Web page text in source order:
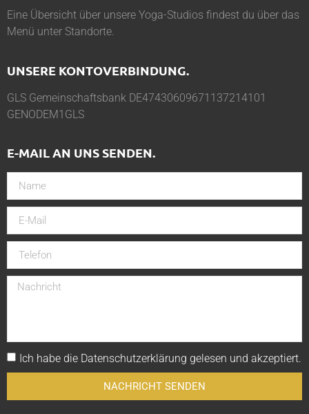
Eine Übersicht über unsere Yoga-Studios findest du über das
Menü unter Standorte.
UNSERE KONTOVERBINDUNG.
GLS Gemeinschaftsbank DE47430609671137214101
GENODEM1GLS
E-MAIL AN UNS SENDEN.
Ich habe die Datenschutzerklärung gelesen und akzeptiert.
NACHRICHT SENDEN